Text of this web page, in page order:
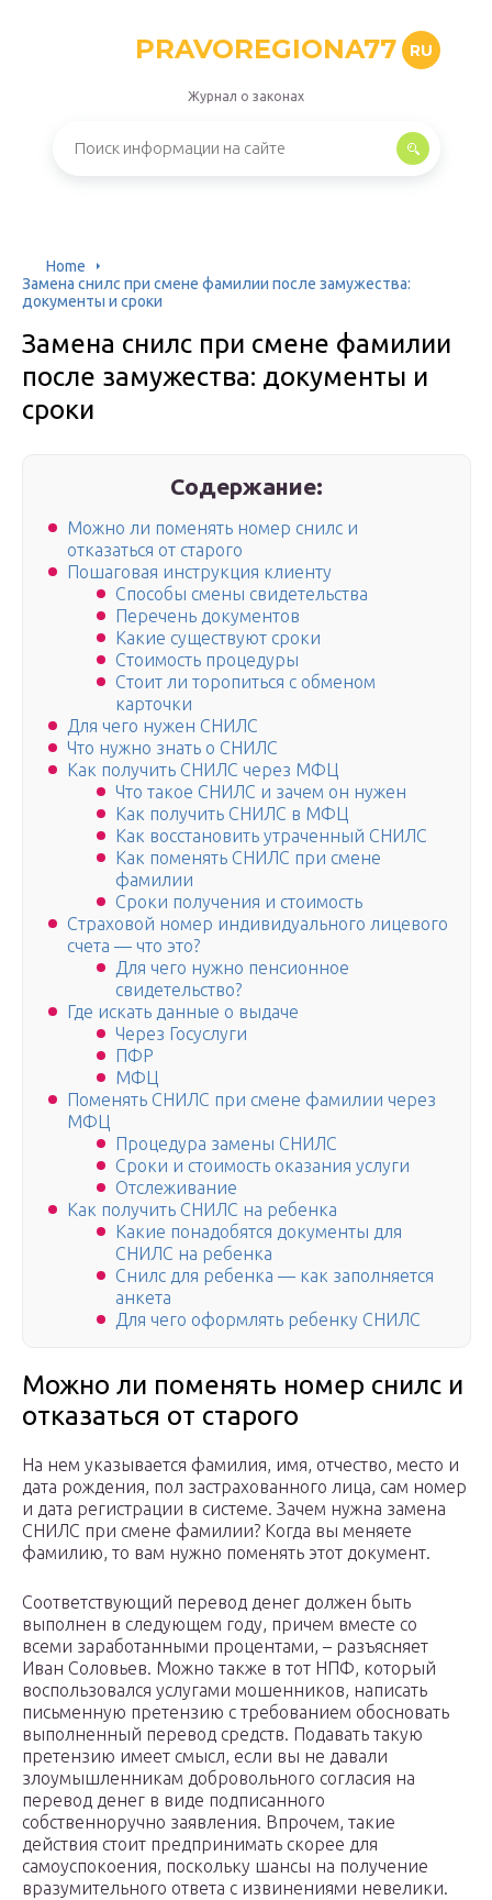
PRAVOREGIONA77 RU
Журнал о законах
Home
Замена снилс при смене фамилии после замужества:
документы и сроки
Замена снилс при смене фамилии
после замужества: документы и
сроки
Содержание:
Можно ли поменять номер снилс и
отказаться от старого
Пошаговая инструкция клиенту
Способы смены свидетельства
Перечень документов
Какие существуют сроки
Стоимость процедуры
Стоит ли торопиться с обменом
карточки
Для чего нужен СНИЛС
Что нужно знать о СНИЛС
Как получить СНИЛС через МФЦ
Что такое СНИЛС и зачем он нужен
Как получить СНИЛС в МФЦ
Как восстановить утраченный СНИЛС
Как поменять СНИЛС при смене
фамилии
Сроки получения и стоимость
Страховой номер индивидуального лицевого
счета — что это?
Для чего нужно пенсионное
свидетельство?
Где искать данные о выдаче
Через Госуслуги
ПФР
МФЦ
Поменять СНИЛС при смене фамилии через
МФЦ
Процедура замены СНИЛС
Сроки и стоимость оказания услуги
Отслеживание
Как получить СНИЛС на ребенка
Какие понадобятся документы для
СНИЛС на ребенка
Снилс для ребенка — как заполняется
анкета
Для чего оформлять ребенку СНИЛС
Можно ли поменять номер снилс и
отказаться от старого
На нем указывается фамилия, имя, отчество, место и
дата рождения, пол застрахованного лица, сам номер
и дата регистрации в системе. Зачем нужна замена
СНИЛС при смене фамилии? Когда вы меняете
фамилию, то вам нужно поменять этот документ.
Соответствующий перевод денег должен быть
выполнен в следующем году, причем вместе со
всеми заработанными процентами, – разъясняет
Иван Соловьев. Можно также в тот НПФ, который
воспользовался услугами мошенников, написать
письменную претензию с требованием обосновать
выполненный перевод средств. Подавать такую
претензию имеет смысл, если вы не давали
злоумышленникам добровольного согласия на
перевод денег в виде подписанного
собственноручно заявления. Впрочем, такие
действия стоит предпринимать скорее для
самоуспокоения, поскольку шансы на получение
вразумительного ответа с извинениями невелики.